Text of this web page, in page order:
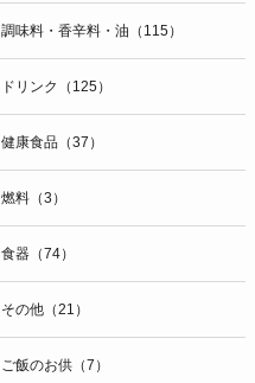
調味料・香辛料・油（115）
ドリンク（125）
健康食品（37）
燃料（3）
食器（74）
その他（21）
ご飯のお供（7）